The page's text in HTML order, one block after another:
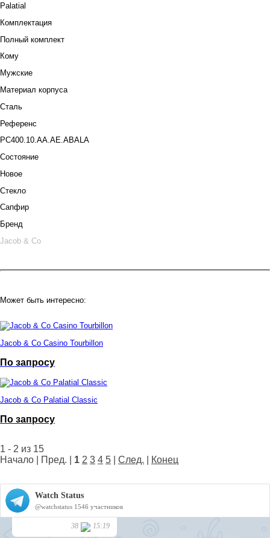
Palatial
Комплектация
Полный комплект
Кому
Мужские
Материал корпуса
Сталь
Референс
PC400.10.AA.AE.ABALA
Состояние
Новое
Стекло
Сапфир
Бренд
Jacob & Co
Может быть интересно:
Jacob & Co Casino Tourbillon
По запросу
Jacob & Co Palatial Classic
По запросу
1 - 2 из 15
Начало | Пред. | 1 2 3 4 5 След. Конец